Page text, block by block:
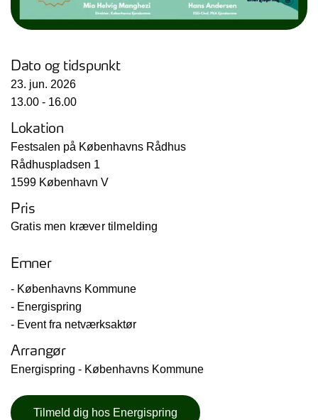
Dato og tidspunkt
23. jun. 2026
13.00 - 16.00
Lokation
Festsalen på Københavns Rådhus
Rådhuspladsen 1
1599 København V
Pris
Gratis men kræver tilmelding
Emner
- Københavns Kommune
- Energispring
- Event fra netværksaktør
Arrangør
Energispring - Københavns Kommune
Tilmeld dig hos Energispring